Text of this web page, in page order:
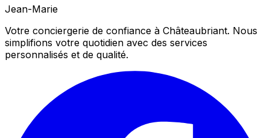
Jean-Marie
Votre conciergerie de confiance à Châteaubriant. Nous
simplifions votre quotidien avec des services
personnalisés et de qualité.